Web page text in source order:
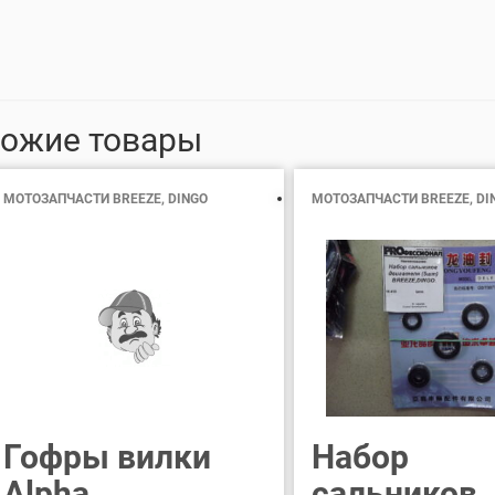
товары
МОТОЗАПЧАСТИ BREEZE, DINGO
Гофры вилки
МОТОЗАПЧАСТИ BREEZE,
Набор